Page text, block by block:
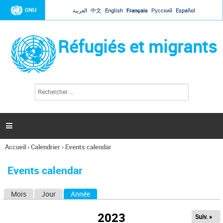
Jump to navigation
ONU العربية 中文 English Français Русский Español
Réfugiés et migrants
l
c
h
e

Vous
ici
Accueil›Calendrier› Events calendar
Events calendar
Mois Jour Année
2023 Suiv. »